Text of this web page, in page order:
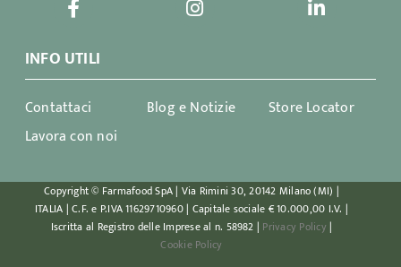
INFO UTILI
Contattaci Blog e Notizie
Store Locator
Lavora con noi
Copyright © Farmafood SpA | Via Rimini 30, 20142 Milano (MI) |
ITALIA | C.F. e P.IVA 11629710960 | Capitale sociale € 10.000,00 I.V. |
Iscritta al Registro delle Imprese al n. 58982 | Privacy Policy |
Cookie Policy